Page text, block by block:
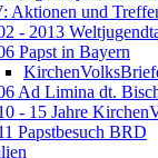
Aktionen und
- 2013
Papst in Bayern
Ad Limina dt.
- 15 Jahre
Papstbesuch BRD